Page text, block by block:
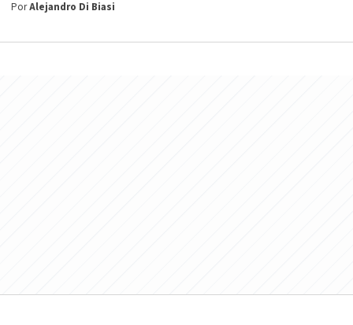
PorAlejandro Di Biasi